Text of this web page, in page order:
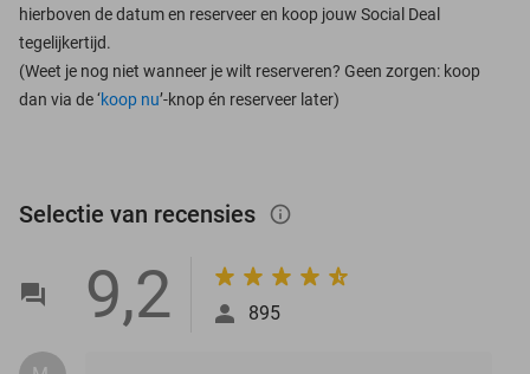
hierboven de datum en reserveer en koop jouw Social Deal
tegelijkertijd.
(Weet je nog niet wanneer je wilt reserveren? Geen zorgen: koop
dan via de ‘koop nu’-knop én reserveer later)
Selectie van recensies info_outlined
9,2 895